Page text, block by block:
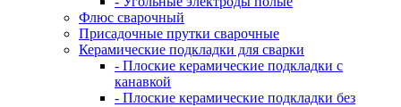
Флюс сварочный
Присадочные прутки сварочные
Керамические подкладки для сварки
- Плоские керамические подкладки с
канавкой
- Плоские керамические подкладки без